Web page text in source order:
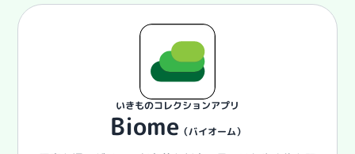
いきものコレクションアプリ
Biome（バイオーム）